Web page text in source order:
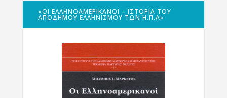
«ΟΙ ΕΛΛΗΝΟΑΜΕΡΙΚΑΝΟΊ – ΙΣΤΟΡΊΑ ΤΟΥ
ΑΠΌΔΗΜΟΥ ΕΛΛΗΝΙΣΜΟΎ ΤΩΝ Η.Π.Α»